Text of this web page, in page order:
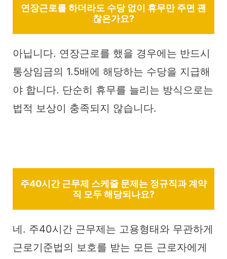
연장근로를 하더라도 수당 없이 휴무만 주면 괜
찮은가요?
아닙니다. 연장근로를 했을 경우에는 반드시
통상임금의 1.5배에 해당하는 수당을 지급해
야 합니다. 단순히 휴무를 늘리는 방식으로는
법적 보상이 충족되지 않습니다.
주40시간 근무제 스케줄 문제는 정규직과 계약
직 모두 해당되나요?
네. 주40시간 근무제는 고용형태와 무관하게
근로기준법의 보호를 받는 모든 근로자에게